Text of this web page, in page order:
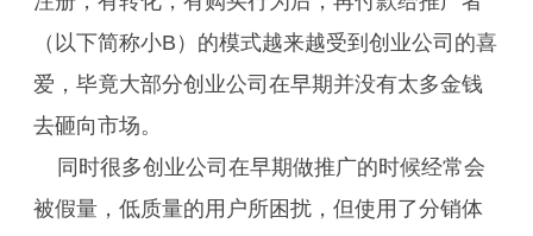
（以下简称小B）的模式越来越受到创业公司的喜
爱，毕竟大部分创业公司在早期并没有太多金钱
去砸向市场。
同时很多创业公司在早期做推广的时候经常会
被假量，低质量的用户所困扰，但使用了分销体